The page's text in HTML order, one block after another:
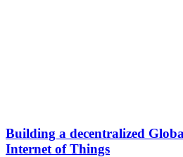
Building a decentralized
Internet of Things